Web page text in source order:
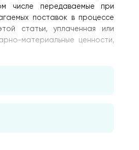
числе передаваемые при
поставок в процессе
статьи, уплаченная или
материальные ценности,